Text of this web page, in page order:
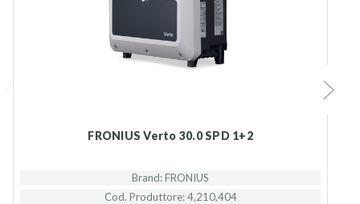
FRONIUS Verto 30.0 SPD 1+2
Brand: FRONIUS
Cod. Produttore: 4,210,404